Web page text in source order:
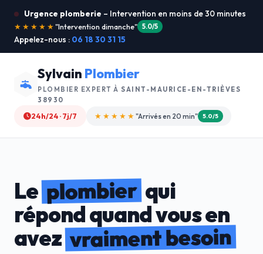
Urgence plomberie – Intervention en moins de 30 minutes
★★★★★"Je recommande !" 4.9/5
Appelez-nous : 06 18 30 31 15
Sylvain Plombier
PLOMBIER EXPERT ÀSAINT-MAURICE-EN-TRIÈVES
38930
24h/24 · 7j/7 ★★★★☆ "Devis gratuit" 4.8/5
Leplombierqui
répond quand vous en
avezvraiment besoin